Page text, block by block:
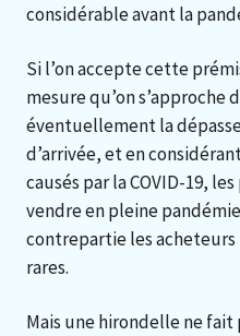
considérable avant la
Si l’on accepte cette
mesure qu’on s’approche
éventuellement la
d’arrivée, et en
causés par la COVID-19,
vendre en pleine
contrepartie les acheteurs
rares.
Mais une hirondelle ne fait